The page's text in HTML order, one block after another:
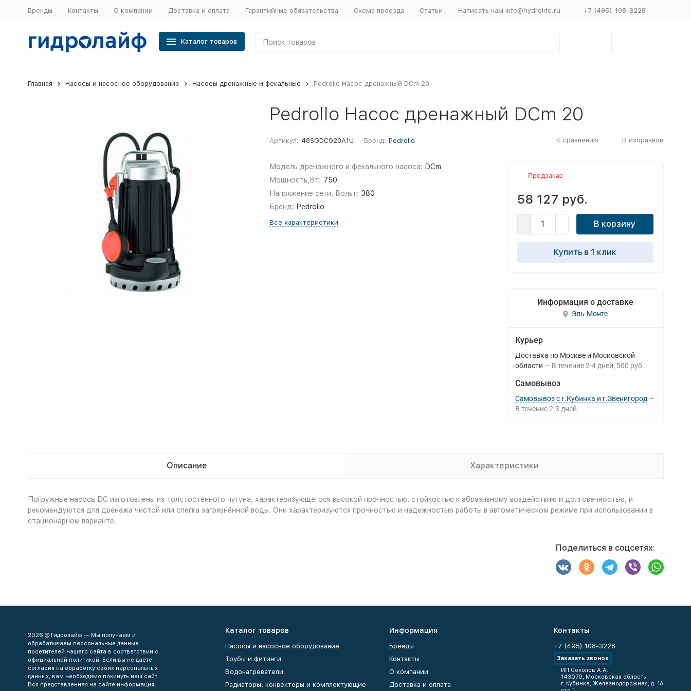
Бренды Контакты О компании Доставка и оплата Гарантийные обязательства Схема проезда Статьи Написать нам info@hydrolife.ru +7 (495) 108-3228
Каталог товаров
Главная Насосы и насосное оборудование Насосы дренажные и фекальные Pedrollo Насос дренажный DCm 20
Pedrollo Насос дренажный DCm 20
Артикул: 48SGDC920A1U Бренд: Pedrollo К сравнению В избранное
Модель дренажного и фекального насоса: DCm
Мощность,Вт: 750
Напряжение сети, Вольт: 380
Бренд: Pedrollo
Все характеристики
Предзаказ
58 127 руб.
В корзину
Купить в 1 клик
Информация о доставке
Эль-Монте
Курьер
Доставка по Москве и Московской
области
В течение 2-4 дней 500 руб.
Самовывоз
Самовывоз с г.Кубинка и г.Звенигород
В течение 2-3 дней
Описание Характеристики
Погружные насосы DC изготовлены из толстостенного чугуна, характеризующегося высокой прочностью, стойкостью к абразивному воздействию и долговечностью, и
рекомендуются для дренажа чистой или слегка загрязнённой воды. Они характеризуются прочностью и надежностью работы в автоматическом режиме при использовании в
стационарном варианте.
Поделиться в соцсетях:
2026 © Гидролайф — Мы получаем и
обрабатываем персональные данные
посетителей нашего сайта в соответствии с
официальной политикой. Если вы не даете
согласия на обработку своих персональных
данных, вам необходимо покинуть наш сайт.
Вся представленная на сайте информация,
Каталог товаров
Насосы и насосное оборудование
Трубы и фитинги
Водонагреватели
Радиаторы, конвекторы и комплектующие
Информация
Бренды
Контакты
О компании
Доставка и оплата
Контакты
+7 (495) 108-3228
Заказать звонок
ИП Соколов А.А.
143070, Московская область
г. Кубинка, Железнодорожная, д. 1А